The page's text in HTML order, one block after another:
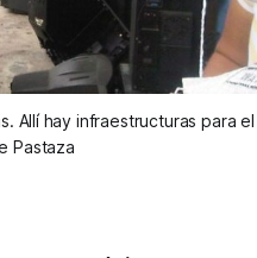
Allí hay infraestructuras para el
Pastaza